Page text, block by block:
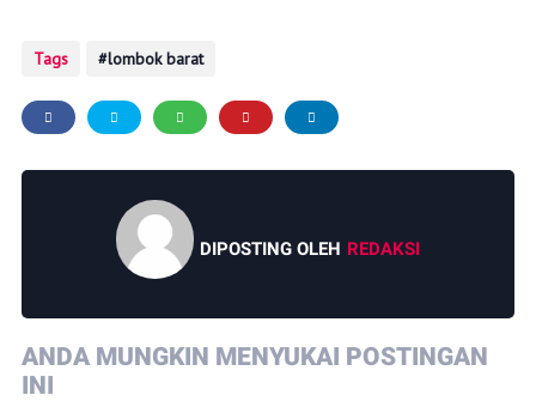
Tags lombok barat
DIPOSTING OLEH REDAKSI
ANDA MUNGKIN MENYUKAI POSTINGAN
INI